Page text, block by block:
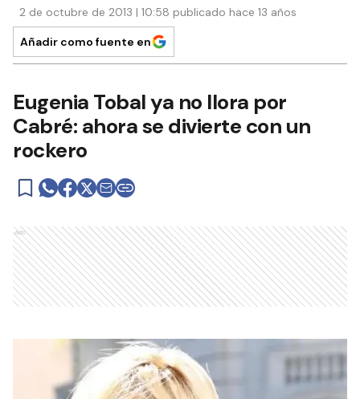
2 de octubre de 2013 | 10:58 publicado hace 13 años
Añadir como fuente en
Eugenia Tobal ya no llora por
Cabré: ahora se divierte con un
rockero
Ads